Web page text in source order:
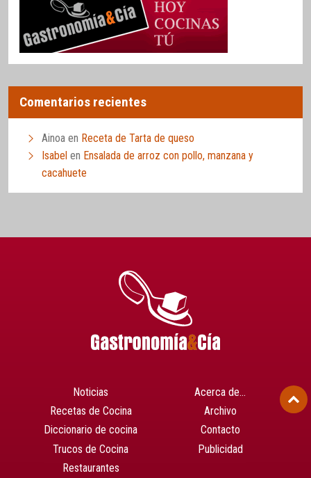
Comentarios recientes
Ainoa en Receta de Tarta de queso
Isabel en Ensalada de arroz con pollo, manzana y
cacahuete
Noticias
Recetas de Cocina
Diccionario de cocina
Trucos de Cocina
Restaurantes
Acerca de…
Archivo
Contacto
Publicidad